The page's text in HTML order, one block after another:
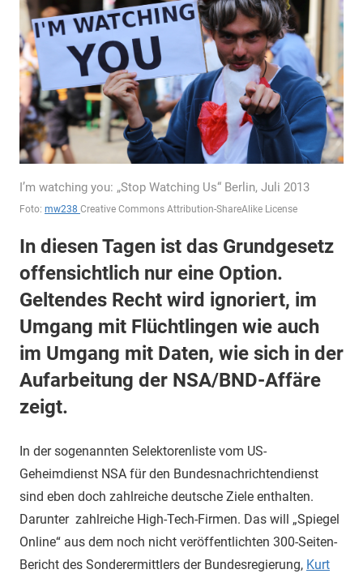
I’m watching you: „Stop Watching Us“ Berlin, Juli 2013
Foto: mw238 Creative Commons Attribution-ShareAlike License
In diesen Tagen ist das Grundgesetz
offensichtlich nur eine Option.
Geltendes Recht wird ignoriert, im
Umgang mit Flüchtlingen wie auch
im Umgang mit Daten, wie sich in der
Aufarbeitung der NSA/BND-Affäre
zeigt.
In der sogenannten Selektorenliste vom US-
Geheimdienst NSA für den Bundesnachrichtendienst
sind eben doch zahlreiche deutsche Ziele enthalten.
Darunter zahlreiche High-Tech-Firmen. Das will „Spiegel
Online“ aus dem noch nicht veröffentlichten 300-Seiten-
Bericht des Sonderermittlers der Bundesregierung, Kurt